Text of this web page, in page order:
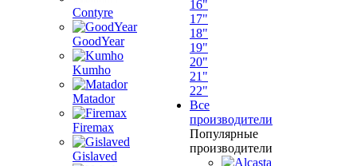
Contyre
GoodYear
Kumho
Matador
Firemax
Gislaved
16"
17"
18"
19"
20"
21"
22"
Все
производители
Популярные
производители